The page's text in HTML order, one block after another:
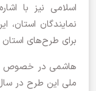
اسلامی نیز با
نمایندگان استان،
برای طرح‌های
هاشمی در خصوص
ملی این طرح در سال